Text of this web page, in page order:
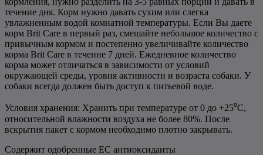
течение дня. Корм нужно давать сухим или слегка
увлажненным водой комнатной температуры. Если Вы даете
корм Brit Care в первый раз, смешайте небольшое количество с
привычным кормом и постепенно увеличивайте количество
корма Brit Care в течение 7 дней. Ежедневное количество
корма может отличаться в зависимости от условий
окружающей среды, уровня активности и возраста собаки. У
собаки всегда должен быть доступ к питьевой воде.
Условия хранения: Хранить при температуре от 0 до +25⁰С,
относительной влажности воздуха не более 80%. После
вскрытия пакет с кормом необходимо плотно закрывать.
Содержит одобренные ЕС антиоксиданты